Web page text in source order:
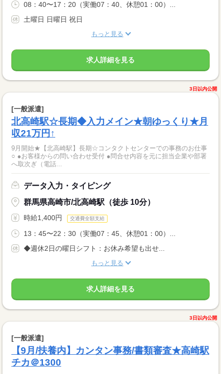
08：40〜17：20（実働07：40、休憩01：00）...
土曜日 日曜日 祝日
もっと見る
求人詳細を見る
3日以内公開
[一般派遣]
北高崎駅☆長期◆入力メイン★朝ゆっくり★月
収21万円↑
9月開始★【北高崎駅】長期☆コンタクトセンターでの事務のお仕事
○ ●お客様からの問い合わせ受付 ●問合せ内容を元に担当企業や部署
へ取次ぎ（電話...
データ入力・タイピング
群馬県高崎市/北高崎駅（徒歩 10分）
時給1,400円 交通費全額支給
13：45〜22：30（実働07：45、休憩01：00）...
◆週休2日の曜日シフト：お休み希望も出せ...
もっと見る
求人詳細を見る
3日以内公開
[一般派遣]
【9月/扶養内】カンタン事務/書類審査★高崎駅
チカ＠1300